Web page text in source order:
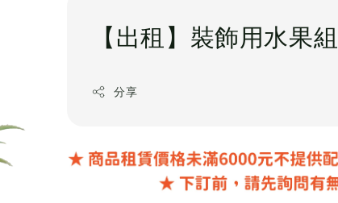
【出租】裝飾用水果組
分享